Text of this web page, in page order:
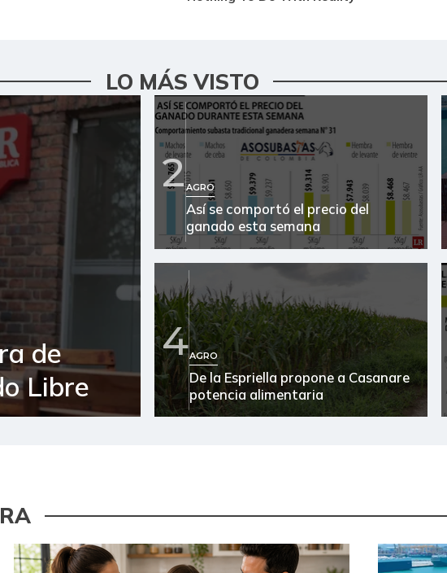
LO MÁS VISTO
de
Libre
2AGRO
Así se comportó el precio del
ganado esta semana
4AGRO
De la Espriella propone a Casanare
potencia alimentaria